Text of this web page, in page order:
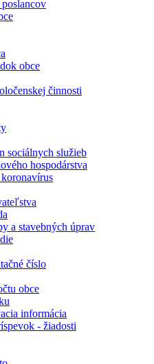
obce
činnosti
sociálnych služieb
hospodárstva
a stavebných úprav
číslo
obce
informácia
- žiadosti